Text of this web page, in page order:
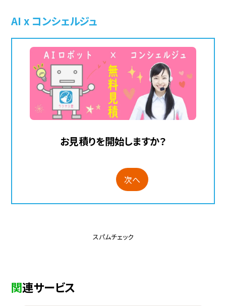
AI x コンシェルジュ
お見積りを開始しますか？
次へ
スパムチェック
関連サービス